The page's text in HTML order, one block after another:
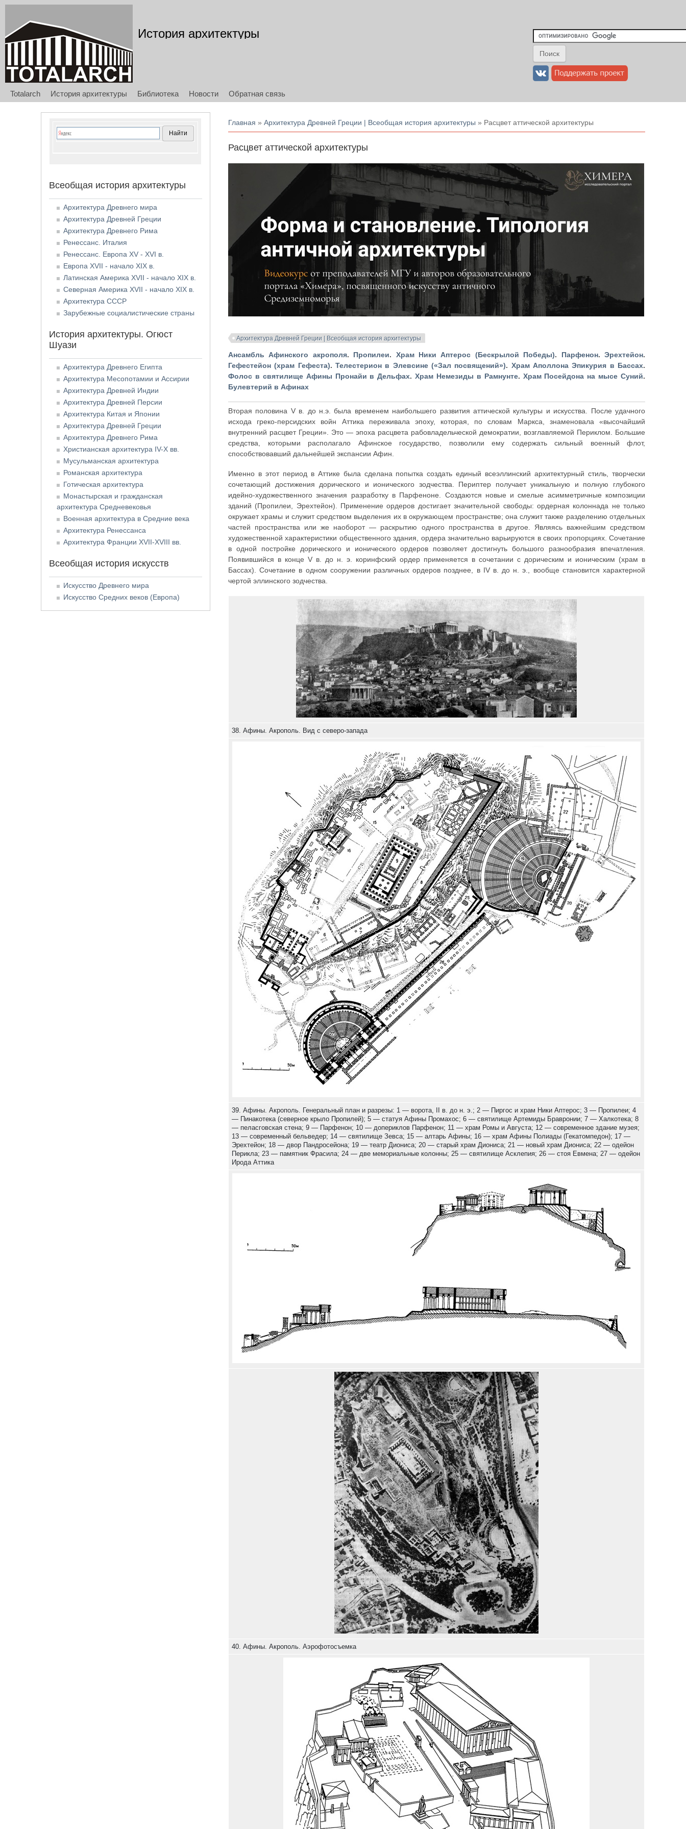
История архитектуры
Totalarch История архитектуры Библиотека Новости Обратная связь
Вы здесь
Главная »Архитектура Древней Греции | Всеобщая история архитектуры » Расцвет аттической архитектуры
Расцвет аттической архитектуры
Архитектура Древней Греции | Всеобщая история архитектуры
Ансамбль Афинского акрополя. Пропилеи. Храм Ники Аптерос (Бескрылой Победы). Парфенон.Эрехтейон.
Гефестейон (храм Гефеста).Телестерион в Элевсине («Зал посвящений»). Храм Аполлона Эпикурия в Бассах.
Фолос в святилище Афины Пронайи в Дельфах.Храм Немезиды в Рамнунте. Храм Посейдона на мысе Суний.
Булевтерий в Афинах
Вторая половина V в. до н.э. была временем наибольшего развития аттической культуры и искусства. После удачного
исхода греко-персидских войн Аттика переживала эпоху, которая, по словам Маркса, знаменовала «высочайший
внутренний расцвет Греции». Это — эпоха расцвета рабовладельческой демократии, возглавляемой Периклом. Большие
средства, которыми располагало Афинское государство, позволили ему содержать сильный военный флот,
способствовавший дальнейшей экспансии Афин.
Именно в этот период в Аттике была сделана попытка создать единый всеэллинский архитектурный стиль, творчески
сочетающий достижения дорического и ионического зодчества. Периптер получает уникальную и полную глубокого
идейно-художественного значения разработку в Парфеноне. Создаются новые и смелые асимметричные композиции
зданий (Пропилеи, Эрехтейон). Применение ордеров достигает значительной свободы: ордерная колоннада не только
окружает храмы и служит средством выделения их в окружающем пространстве; она служит также разделению отдельных
частей пространства или же наоборот — раскрытию одного пространства в другое. Являясь важнейшим средством
художественной характеристики общественного здания, ордера значительно варьируются в своих пропорциях. Сочетание
в одной постройке дорического и ионического ордеров позволяет достигнуть большого разнообразия впечатления.
Появившийся в конце V в. до н. э. коринфский ордер применяется в сочетании с дорическим и ионическим (храм в
Бассах). Сочетание в одном сооружении различных ордеров позднее, в IV в. до н. э., вообще становится характерной
чертой эллинского зодчества.
38. Афины. Акрополь. Вид с северо-запада
39. Афины. Акрополь. Генеральный план и разрезы: 1 — ворота, II в. до н. э.; 2 — Пиргос и храм Ники Аптерос; 3 — Пропилеи; 4
— Пинакотека (северное крыло Пропилей); 5 — статуя Афины Промахос; 6 — святилище Артемиды Бравронии; 7 — Халкотека; 8
— пеласговская стена; 9 — Парфенон; 10 — допериклов Парфенон; 11 — храм Ромы и Августа; 12 — современное здание музея;
13 — современный бельведер; 14 — святилище Зевса; 15 — алтарь Афины; 16 — храм Афины Полиады (Гекатомпедон); 17 —
Эрехтейон; 18 — двор Пандросейона; 19 — театр Диониса; 20 — старый храм Диониса; 21 — новый храм Диониса; 22 — одейон
Перикла; 23 — памятник Фрасила; 24 — две мемориальные колонны; 25 — святилище Асклепия; 26 — стоя Евмена; 27 — одейон
Ирода Аттика
40. Афины. Акрополь. Аэрофотосъемка
Всеобщая история архитектуры
Архитектура Древнего мира
Архитектура Древней Греции
Архитектура Древнего Рима
Ренессанс. Италия
Ренессанс. Европа XV - XVI в.
Европа XVII - начало XIX в.
Латинская Америка XVII - начало XIX в.
Северная Америка XVII - начало XIX в.
Архитектура СССР
Зарубежные социалистические страны
История архитектуры. Огюст
Шуази
Архитектура Древнего Египта
Архитектура Месопотамии и Ассирии
Архитектура Древней Индии
Архитектура Древней Персии
Архитектура Китая и Японии
Архитектура Древней Греции
Архитектура Древнего Рима
Христианская архитектура IV-X вв.
Мусульманская архитектура
Романская архитектура
Готическая архитектура
Монастырская и гражданская
архитектура Средневековья
Военная архитектура в Средние века
Архитектура Ренессанса
Архитектура Франции XVII-XVIII вв.
Всеобщая история искусств
Искусство Древнего мира
Искусство Средних веков (Европа)